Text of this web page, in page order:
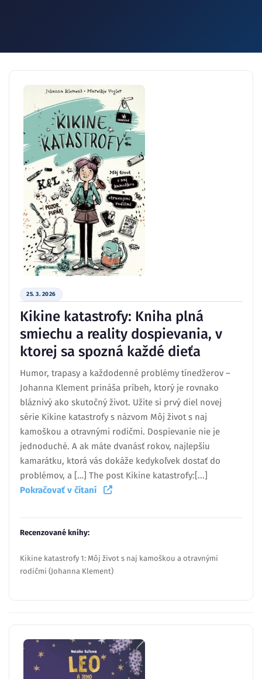
25. 3. 2026
Kikine katastrofy: Kniha plná
smiechu a reality dospievania, v
ktorej sa spozná každé dieťa
Humor, trapasy a každodenné problémy tínedžerov –
Johanna Klement prináša príbeh, ktorý je rovnako
bláznivý ako skutočný život. Užite si prvý diel novej
série Kikine katastrofy s názvom Môj život s naj
kamoškou a otravnými rodičmi. Dospievanie nie je
jednoduché. A ak máte dvanásť rokov, najlepšiu
kamarátku, ktorá vás dokáže kedykoľvek dostať do
problémov, a […] The post Kikine katastrofy:[...]
Pokračovať v čítaní
Recenzované knihy:
Kikine katastrofy 1: Môj život s naj kamoškou a otravnými
rodičmi (Johanna Klement)